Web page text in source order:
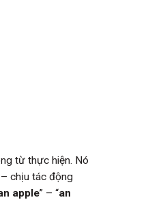
từ thực hiện. Nó
chịu tác động
apple” – “an